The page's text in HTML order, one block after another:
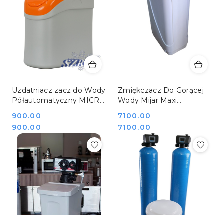
Uzdatniacz zacz do Wody
Półautomatyczny MICRO
P
Cena:
900.00
Cena:
900.00
Zmiękczacz Do Gorącej
Wody Mijar Maxi
Cena:
7100.00
Cena:
7100.00